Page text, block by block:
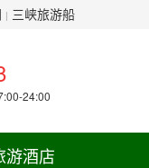
| 三峡旅游船
24:00
游酒店